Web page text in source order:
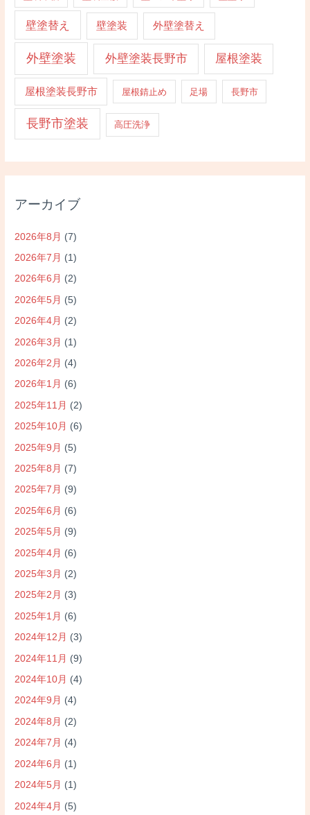
壁塗替え 壁塗装 外壁塗替え
外壁塗装 外壁塗装長野市 屋根塗装
屋根塗装長野市 屋根錆止め 足場 長野市
長野市塗装 高圧洗浄
アーカイブ
2026年8月 (7)
2026年7月 (1)
2026年6月 (2)
2026年5月 (5)
2026年4月 (2)
2026年3月 (1)
2026年2月 (4)
2026年1月 (6)
2025年11月 (2)
2025年10月 (6)
2025年9月 (5)
2025年8月 (7)
2025年7月 (9)
2025年6月 (6)
2025年5月 (9)
2025年4月 (6)
2025年3月 (2)
2025年2月 (3)
2025年1月 (6)
2024年12月 (3)
2024年11月 (9)
2024年10月 (4)
2024年9月 (4)
2024年8月 (2)
2024年7月 (4)
2024年6月 (1)
2024年5月 (1)
2024年4月 (5)